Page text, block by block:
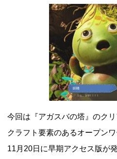
今回は『アガスバの塔』のク
クラフト要素のあるオープン
11月20日に早期アクセス版が